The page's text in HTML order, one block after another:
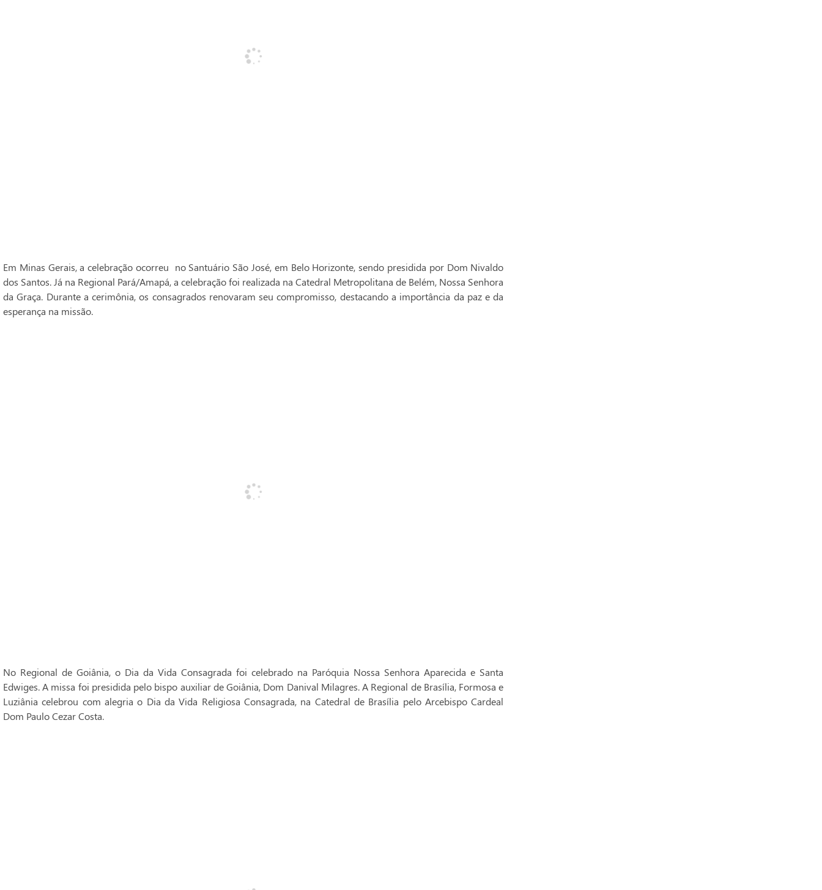
Em Minas Gerais, a celebração ocorreu no Santuário São José, em Belo Horizonte, sendo presidida por Dom Nivaldo
dos Santos. Já na Regional Pará/Amapá, a celebração foi realizada na Catedral Metropolitana de Belém, Nossa Senhora
da Graça. Durante a cerimônia, os consagrados renovaram seu compromisso, destacando a importância da paz e da
esperança na missão.
No Regional de Goiânia, o Dia da Vida Consagrada foi celebrado na Paróquia Nossa Senhora Aparecida e Santa
Edwiges. A missa foi presidida pelo bispo auxiliar de Goiânia, Dom Danival Milagres. A Regional de Brasília, Formosa e
Luziânia celebrou com alegria o Dia da Vida Religiosa Consagrada, na Catedral de Brasília pelo Arcebispo Cardeal
Dom Paulo Cezar Costa.